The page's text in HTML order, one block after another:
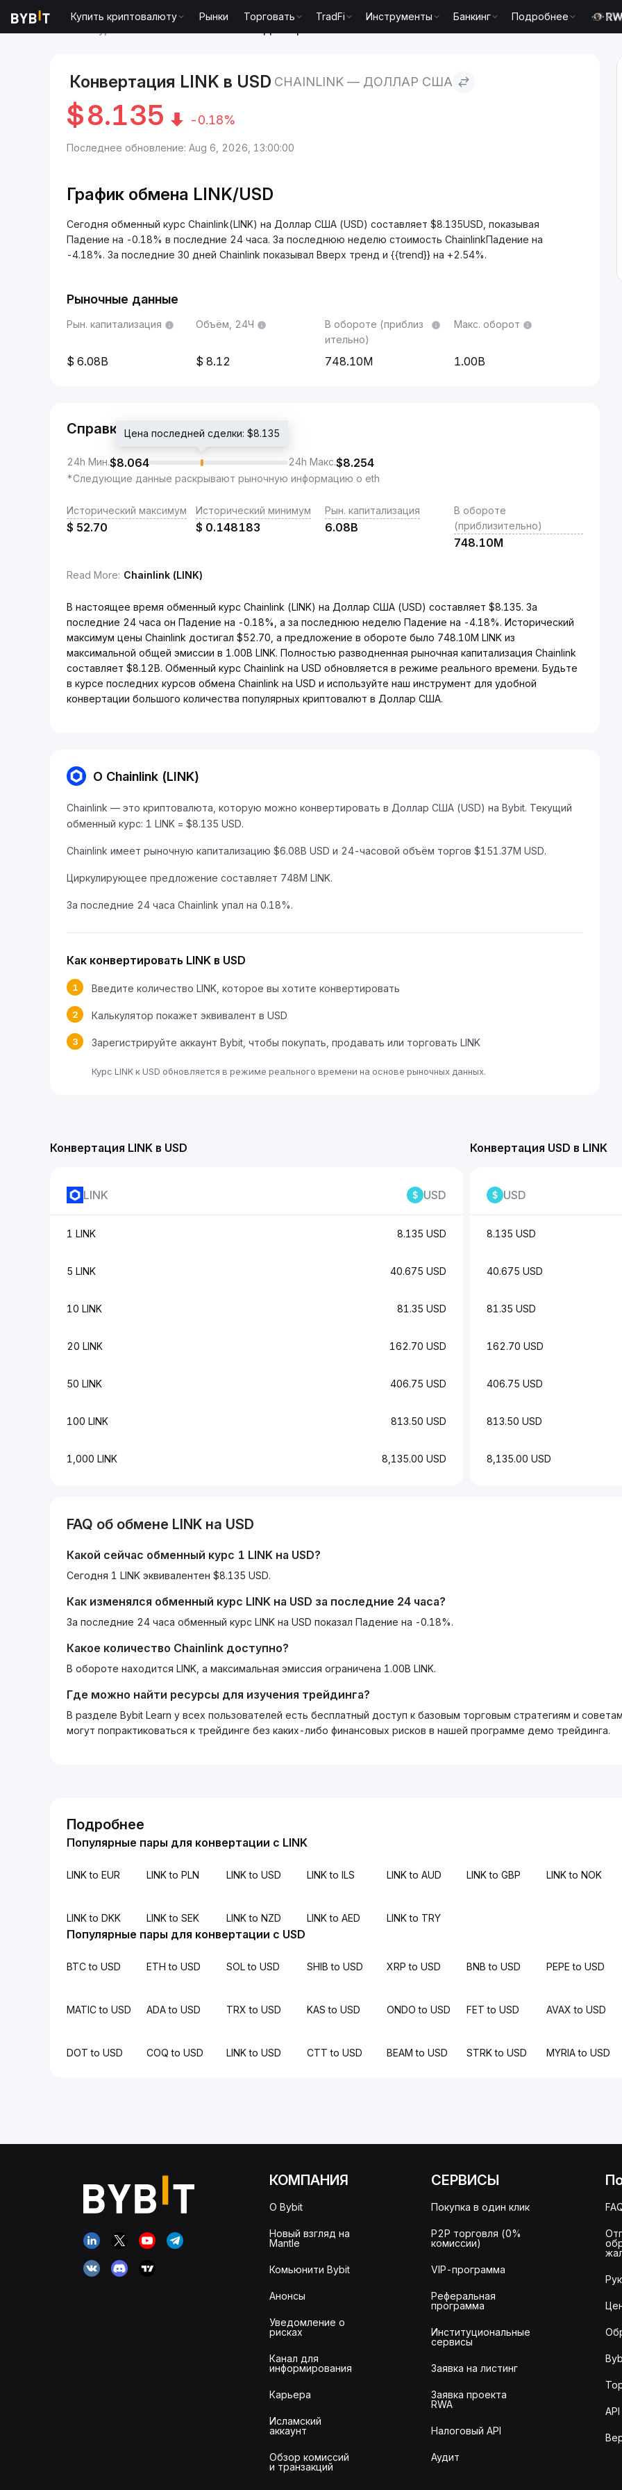
Купить криптовалюту Рынки Торговать TradFi Инструменты Банкинг Подробнее
Конвертация LINK в USD CHAINLINK — ДОЛЛАР США
$8.135 -0.18%
Последнее обновление: Aug 6, 2026, 13:00:00
График обмена LINK/USD
Сегодня обменный курс Chainlink(LINK) на Доллар США (USD) составляет $8.135USD, показывая
Падение на -0.18% в последние 24 часа. За последнюю неделю стоимость ChainlinkПадение на
-4.18%. За последние 30 дней Chainlink показывал Вверх тренд и {{trend}} на +2.54%.
Рыночные данные
Рын. капитализация
6.08B
Объём, 24Ч
8.12
В обороте (приблиз
ительно)
748.10M
Макс. оборот
1.00B
Справка
24h Мин.$8.064
Цена последней сделки: $8.135
24h Макс.$8.254
*Следующие данные раскрывают рыночную информацию о eth
Исторический максимум
$ 52.70
Исторический минимум
$ 0.148183
Рын. капитализация
6.08B
В обороте
(приблизительно)
748.10M
Read More: Chainlink (LINK)
В настоящее время обменный курс Chainlink (LINK) на Доллар США (USD) составляет $8.135. За
последние 24 часа он Падение на -0.18%, а за последнюю неделю Падение на -4.18%. Исторический
максимум цены Chainlink достигал $52.70, а предложение в обороте было 748.10M LINK из
максимальной общей эмиссии в 1.00B LINK. Полностью разводненная рыночная капитализация Chainlink
составляет $8.12B. Обменный курс Chainlink на USD обновляется в режиме реального времени. Будьте
в курсе последних курсов обмена Chainlink на USD и используйте наш инструмент для удобной
конвертации большого количества популярных криптовалют в Доллар США.
О Chainlink (LINK)
Chainlink — это криптовалюта, которую можно конвертировать в Доллар США (USD) на Bybit. Текущий
обменный курс: 1 LINK = $8.135 USD.
Chainlink имеет рыночную капитализацию $6.08B USD и 24-часовой объём торгов $151.37M USD.
Циркулирующее предложение составляет 748M LINK.
За последние 24 часа Chainlink упал на 0.18%.
Как конвертировать LINK в USD
1 Введите количество LINK, которое вы хотите конвертировать
2 Калькулятор покажет эквивалент в USD
3 Зарегистрируйте аккаунт Bybit, чтобы покупать, продавать или торговать LINK
Курс LINK к USD обновляется в режиме реального времени на основе рыночных данных.
Конвертация LINK в USD
LINK USD
1 LINK 8.135 USD
5 LINK 40.675 USD
10 LINK 81.35 USD
20 LINK 162.70 USD
50 LINK 406.75 USD
100 LINK 813.50 USD
1,000 LINK 8,135.00 USD
Конвертация USD в LINK
USD
8.135 USD
40.675 USD
81.35 USD
162.70 USD
406.75 USD
813.50 USD
8,135.00 USD
FAQ об обмене LINK на USD
Какой сейчас обменный курс 1 LINK на USD?
Сегодня 1 LINK эквивалентен $8.135 USD.
Как изменялся обменный курс LINK на USD за последние 24 часа?
За последние 24 часа обменный курс LINK на USD показал Падение на -0.18%.
Какое количество Chainlink доступно?
В обороте находится LINK, а максимальная эмиссия ограничена 1.00B LINK.
Где можно найти ресурсы для изучения трейдинга?
В разделе Bybit Learn у всех пользователей есть бесплатный доступ к базовым торговым стратегиям и
могут попрактиковаться к трейдинге без каких-либо финансовых рисков в нашей программе демо трейдинга.
Подробнее
Популярные пары для конвертации с LINK
LINK to EUR LINK to PLN LINK to USD LINK to ILS LINK to AUD LINK to GBP LINK to NOK
LINK to DKK LINK to SEK LINK to NZD LINK to AED LINK to TRY
Популярные пары для конвертации с USD
BTC to USD ETH to USD SOL to USD SHIB to USD XRP to USD BNB to USD PEPE to USD
MATIC to USD ADA to USD TRX to USD KAS to USD ONDO to USD FET to USD AVAX to USD
DOT to USD COQ to USD LINK to USD CTT to USD BEAM to USD STRK to USD MYRIA to USD
КОМПАНИЯ
О Bybit
Новый взгляд на
Mantle
Комьюнити Bybit
Анонсы
Уведомление о
рисках
Канал для
информирования
Карьера
Исламский
аккаунт
Обзор комиссий
и транзакций
СЕРВИСЫ
Покупка в один клик
P2P торговля (0%
комиссии)
VIP-программа
Реферальная
программа
Институциональные
сервисы
Заявка на листинг
Заявка проекта
RWA
Налоговый API
Аудит
API